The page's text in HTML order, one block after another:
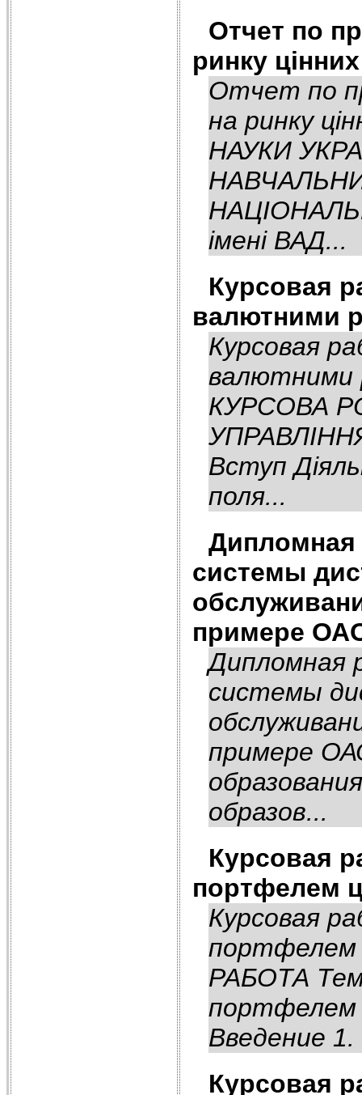
Отчет по
ринку
Отчет по
на ринку
НАУКИ
імені ВАД...
Курсовая
валютними
Курсовая
валютними
КУРСОВА
Вступ
поля...
Дипломная
системы
примере
Дипломная
системы
примере
образов...
Курсовая
портфелем
Курсовая
портфелем
РАБОТА
портфелем
Введение
Курсовая